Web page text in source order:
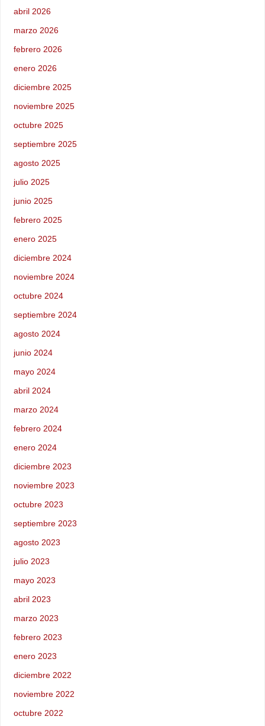
abril 2026
marzo 2026
febrero 2026
enero 2026
diciembre 2025
noviembre 2025
octubre 2025
septiembre 2025
agosto 2025
julio 2025
junio 2025
febrero 2025
enero 2025
diciembre 2024
noviembre 2024
octubre 2024
septiembre 2024
agosto 2024
junio 2024
mayo 2024
abril 2024
marzo 2024
febrero 2024
enero 2024
diciembre 2023
noviembre 2023
octubre 2023
septiembre 2023
agosto 2023
julio 2023
mayo 2023
abril 2023
marzo 2023
febrero 2023
enero 2023
diciembre 2022
noviembre 2022
octubre 2022